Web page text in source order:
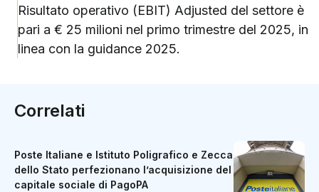
Risultato operativo (EBIT) Adjusted del settore è
pari a € 25 milioni nel primo trimestre del 2025, in
linea con la guidance 2025.
Correlati
Poste Italiane e Istituto Poligrafico e Zecca
dello Stato perfezionano l’acquisizione del
capitale sociale di PagoPA